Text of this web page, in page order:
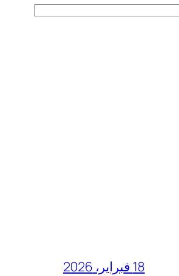
18 فبراير، 2026